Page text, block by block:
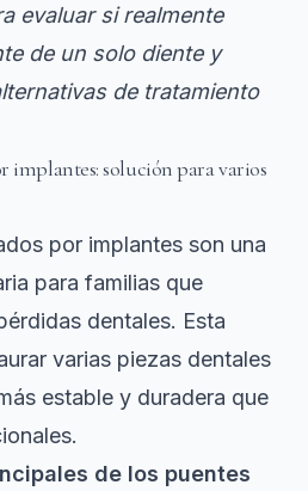
evaluar si realmente
de un solo diente y
de tratamiento
implantes: solución para varios
por implantes son una
para familias que
dentales. Esta
varias piezas dentales
estable y duradera que
de los puentes